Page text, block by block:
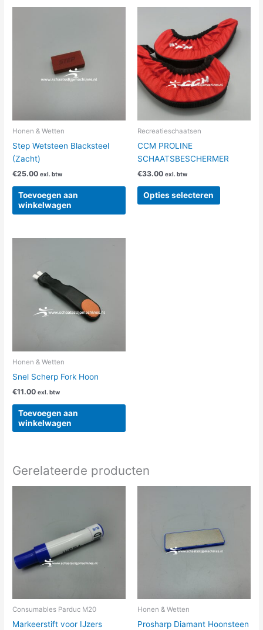
Honen & Wetten
Step Wetsteen Blacksteel
(Zacht)
€25.00 exl. btw
Toevoegen aan
winkelwagen
Recreatieschaatsen
CCM PROLINE
SCHAATSBESCHERMER
€33.00 exl. btw
Opties selecteren
product
heeft
meerdere
variaties.
Deze
optie
kan
de
Honen & Wetten
Snel Scherp Fork Hoon
€11.00 exl. btw
Toevoegen aan
winkelwagen
Gerelateerde producten
Consumables Parduc M20
Markeerstift voor IJzers
Honen & Wetten
Prosharp Diamant Hoonsteen